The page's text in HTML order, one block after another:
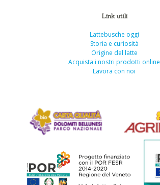
Link utili
Lattebusche oggi
Storia e curiosità
Origine del latte
Acquista i nostri prodotti online
Lavora con noi